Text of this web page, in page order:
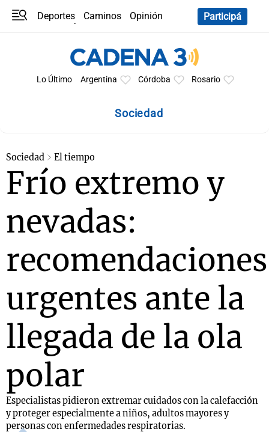
Deportes Caminos
Opinión
Participá
Lo Último Argentina Córdoba Rosario
Sociedad
Sociedad El tiempo
Frío extremo y
nevadas:
recomendaciones
urgentes ante la
llegada de la ola
polar
Especialistas pidieron extremar cuidados con la calefacción
y proteger especialmente a niños, adultos mayores y
personas con enfermedades respiratorias.